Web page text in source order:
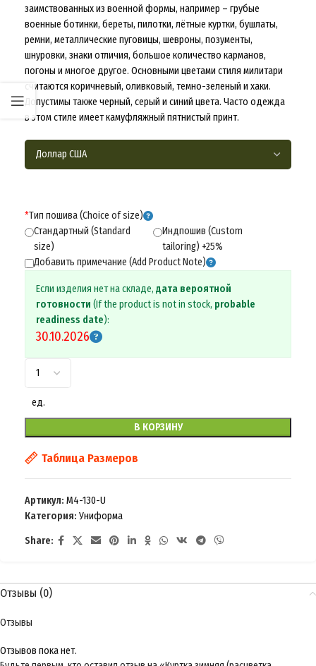
заимствованных из военной формы, например – грубые
военные ботинки, береты, пилотки, лётные куртки, бушлаты,
ремни, металлические пуговицы, шевроны, позументы,
шнуровки, знаки отличия, большое количество карманов,
погоны и многое другое. Основными цветами стиля милитари
считаются коричневый, оливковый, темно-зеленый и хаки.
Допустимы также черный, серый и синий цвета. Часто одежда
в этом стиле имеет камуфляжный пятнистый принт.
*Тип пошива (Choice of size)
Стандартный (Standard
size)
Индпошив (Custom
tailoring) +25%
Добавить примечание (Add Product Note)
Если изделия нет на складе, дата вероятной
готовности (If the product is not in stock, probable
readiness date):
30.10.2026
ед.
В КОРЗИНУ
Таблица Размеров
Артикул: M4-130-U
Категория: Униформа
Share:
Отзывы (0)
Отзывы
Отзывов пока нет.